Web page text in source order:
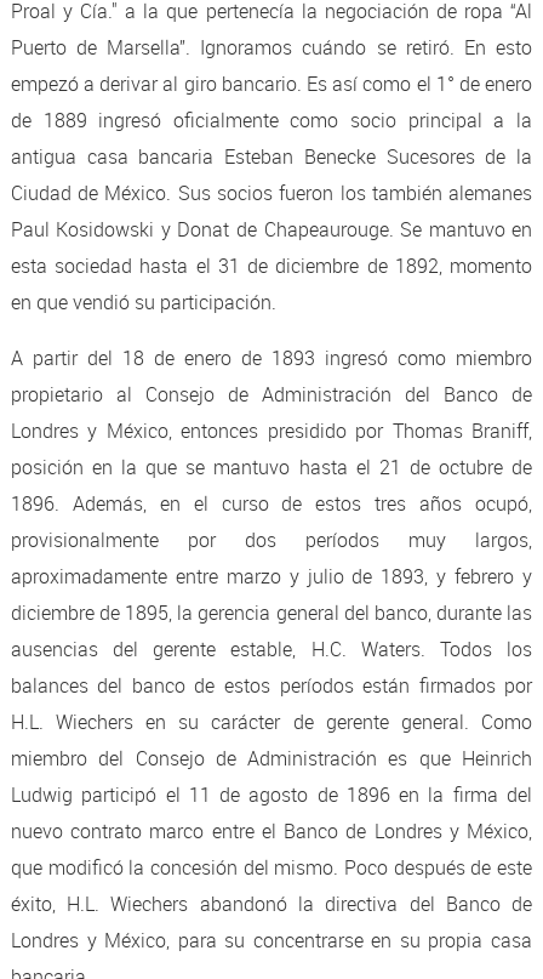
Proal y Cía." a la que pertenecía la negociación de ropa “Al
Puerto de Marsella”. Ignoramos cuándo se retiró. En esto
empezó a derivar al giro bancario. Es así como el 1° de enero
de 1889 ingresó oficialmente como socio principal a la
antigua casa bancaria Esteban Benecke Sucesores de la
Ciudad de México. Sus socios fueron los también alemanes
Paul Kosidowski y Donat de Chapeaurouge. Se mantuvo en
esta sociedad hasta el 31 de diciembre de 1892, momento
en que vendió su participación.
A partir del 18 de enero de 1893 ingresó como miembro
propietario al Consejo de Administración del Banco de
Londres y México, entonces presidido por Thomas Braniff,
posición en la que se mantuvo hasta el 21 de octubre de
1896. Además, en el curso de estos tres años ocupó,
provisionalmente por dos períodos muy largos,
aproximadamente entre marzo y julio de 1893, y febrero y
diciembre de 1895, la gerencia general del banco, durante las
ausencias del gerente estable, H.C. Waters. Todos los
balances del banco de estos períodos están firmados por
H.L. Wiechers en su carácter de gerente general. Como
miembro del Consejo de Administración es que Heinrich
Ludwig participó el 11 de agosto de 1896 en la firma del
nuevo contrato marco entre el Banco de Londres y México,
que modificó la concesión del mismo. Poco después de este
éxito, H.L. Wiechers abandonó la directiva del Banco de
Londres y México, para su concentrarse en su propia casa